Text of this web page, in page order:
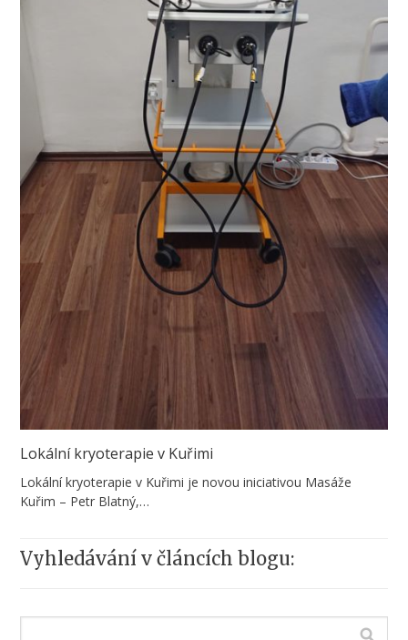
Lokální kryoterapie v Kuřimi
Lokální kryoterapie v Kuřimi je novou iniciativou Masáže
Kuřim – Petr Blatný,…
Vyhledávání v článcích blogu: